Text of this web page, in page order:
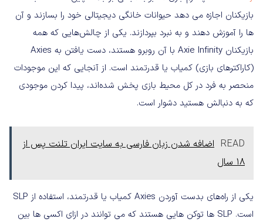
بازیکنان اجازه می دهد حیوانات خانگی دیجیتالی خود را بسازند و آن
ها را آموزش دهند و به نبرد بپردازند. یکی از چالش‌هایی که همه
بازیکنان Axie Infinity با آن روبرو هستند، دست یافتن به Axies
(کاراکترهای بازی) کمیاب یا قدرتمند است. از آنجایی که این موجودات
منحصر به ‌فرد در کل محیط بازی پخش شده‌اند، پیدا کردن موجودی
که به دنبالش هستید دشوار است.
READ اضافه شدن زبان فارسی به سایت ایران تلنت پس از
۱۸ سال
یکی از راه‌های بدست آوردن Axies کمیاب یا قدرتمند، استفاده از SLP
است. SLP ها توکن هایی هستند که می توانند در ازای اکسی ها بین